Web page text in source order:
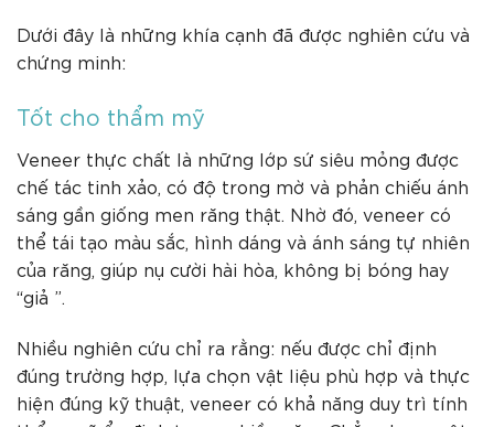
Dưới đây là những khía cạnh đã được nghiên cứu và
chứng minh:
Tốt cho thẩm mỹ
Veneer thực chất là những lớp sứ siêu mỏng được
chế tác tinh xảo, có độ trong mờ và phản chiếu ánh
sáng gần giống men răng thật. Nhờ đó, veneer có
thể tái tạo màu sắc, hình dáng và ánh sáng tự nhiên
của răng, giúp nụ cười hài hòa, không bị bóng hay
“giả ”.
Nhiều nghiên cứu chỉ ra rằng: nếu được chỉ định
đúng trường hợp, lựa chọn vật liệu phù hợp và thực
hiện đúng kỹ thuật, veneer có khả năng duy trì tính